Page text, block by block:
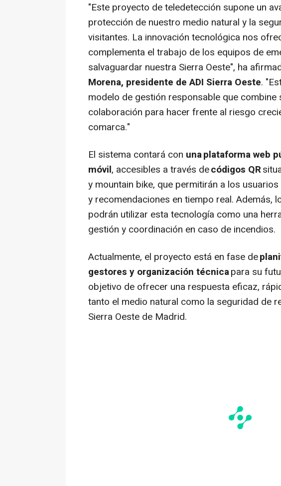
"Este proyecto de teledetección supone un
protección de nuestro medio natural y la
visitantes. La innovación tecnológica nos
complementa el trabajo de los equipos de
salvaguardar nuestra Sierra Oeste", ha
Morena, presidente de ADI Sierra Oeste.
modelo de gestión responsable que
colaboración para hacer frente al riesgo
comarca."
El sistema contará con una plataforma web
móvil, accesibles a través decódigos QR
y mountain bike, que permitirán a los
y recomendaciones en tiempo real. Además,
podrán utilizar esta tecnología como una
gestión y coordinación en caso de incendios.
Actualmente, el proyecto está en fase de
gestores y organización técnicapara su
objetivo de ofrecer una respuesta eficaz,
tanto el medio natural como la seguridad de
Sierra Oeste de Madrid.